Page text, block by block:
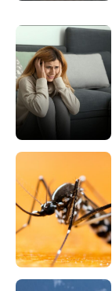
Ovim putem
odlučili da
Objavi.ba
Ovim putem
odlučili da
Objavi.ba